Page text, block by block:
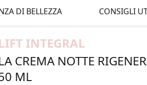
DI BELLEZZA CONSIGLI
INTEGRAL
CREMA NOTTE
ML